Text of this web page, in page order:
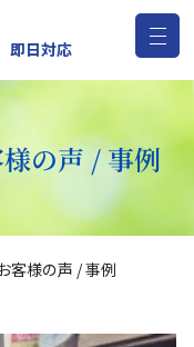
即日対応
の声 / 事例
客様の声 / 事例